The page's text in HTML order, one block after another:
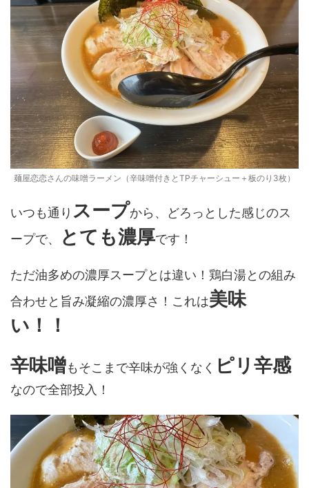
麺屋恋恋さんの味噌ラーメン（辛味噌付きとTPチャーシュー＋板のり3枚）
いつも通り スープから、どろっとした感じのス
ープで、
とても濃厚です！
ただ油多めの濃厚スープとは違い！鶏白湯との組み
合わせと旨み凝縮の濃厚さ！これは美味
い！！
辛味噌もそこまで辛味が強くなく ピリ辛感
なので全部投入！